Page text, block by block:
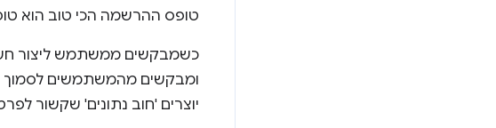
טופס ההרשמה הכי טוב הוא
כשמבקשים ממשתמש ליצור
ומבקשים מהמשתמשים לסמוך
יוצרים 'חוב נתונים' שקשור